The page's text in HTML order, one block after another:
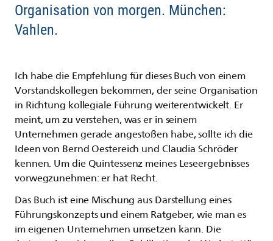
Organisation von morgen. München:
Vahlen.
Ich habe die Empfehlung für dieses Buch von einem
Vorstandskollegen bekommen, der seine Organisation
in Richtung kollegiale Führung weiterentwickelt. Er
meint, um zu verstehen, was er in seinem
Unternehmen gerade angestoßen habe, sollte ich die
Ideen von Bernd Oestereich und Claudia Schröder
kennen. Um die Quintessenz meines Leseergebnisses
vorwegzunehmen: er hat Recht.
Das Buch ist eine Mischung aus Darstellung eines
Führungskonzepts und einem Ratgeber, wie man es
im eigenen Unternehmen umsetzen kann. Die